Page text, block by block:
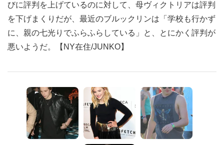
びに評判を上げているのに対して、母ヴィクトリアは評判
を下げまくりだが、最近のブルックリンは「学校も行かず
に、親の七光りでふらふらしている」と、とにかく評判が
悪いようだ。【NY在住/JUNKO】